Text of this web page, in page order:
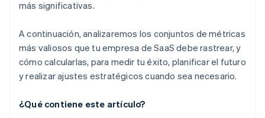
más significativas.
A continuación, analizaremos los conjuntos de métricas
más valiosos que tu empresa de SaaS debe rastrear, y
cómo calcularlas, para medir tu éxito, planificar el futuro
y realizar ajustes estratégicos cuando sea necesario.
¿Qué contiene este artículo?